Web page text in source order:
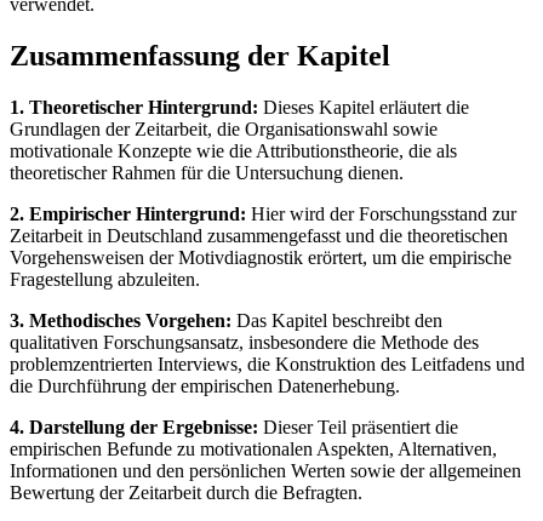
verwendet.
Zusammenfassung der Kapitel
1. Theoretischer Hintergrund: Dieses Kapitel erläutert die
Grundlagen der Zeitarbeit, die Organisationswahl sowie
motivationale Konzepte wie die Attributionstheorie, die als
theoretischer Rahmen für die Untersuchung dienen.
2. Empirischer Hintergrund: Hier wird der Forschungsstand zur
Zeitarbeit in Deutschland zusammengefasst und die theoretischen
Vorgehensweisen der Motivdiagnostik erörtert, um die empirische
Fragestellung abzuleiten.
3. Methodisches Vorgehen: Das Kapitel beschreibt den
qualitativen Forschungsansatz, insbesondere die Methode des
problemzentrierten Interviews, die Konstruktion des Leitfadens und
die Durchführung der empirischen Datenerhebung.
4. Darstellung der Ergebnisse: Dieser Teil präsentiert die
empirischen Befunde zu motivationalen Aspekten, Alternativen,
Informationen und den persönlichen Werten sowie der allgemeinen
Bewertung der Zeitarbeit durch die Befragten.